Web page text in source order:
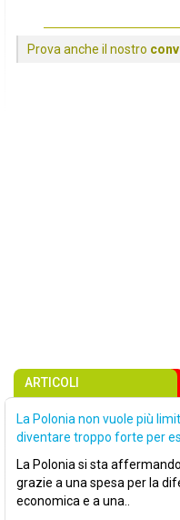
Prova anche il nostro
ARTICOLI
La Polonia non vuole più
diventare troppo forte per
La Polonia si sta
grazie a una spesa per la
economica e a una..